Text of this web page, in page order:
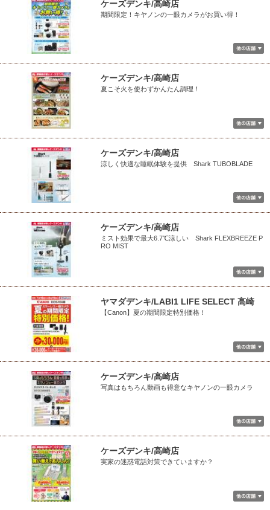
ケーズデンキ/高崎店
期間限定！キヤノンの一眼カメラがお買い得！
ケーズデンキ/高崎店
夏こそ火を使わずかんたん調理！
ケーズデンキ/高崎店
涼しく快適な睡眠体験を提供 Shark TUBOBLADE
ケーズデンキ/高崎店
ミスト効果で最大6.7℃涼しい Shark FLEXBREEZE P
RO MIST
ヤマダデンキ/LABI1 LIFE SELECT 高崎
【Canon】夏の期間限定特別価格！
ケーズデンキ/高崎店
写真はもちろん動画も得意なキヤノンの一眼カメラ
ケーズデンキ/高崎店
実家の迷惑電話対策できていますか？